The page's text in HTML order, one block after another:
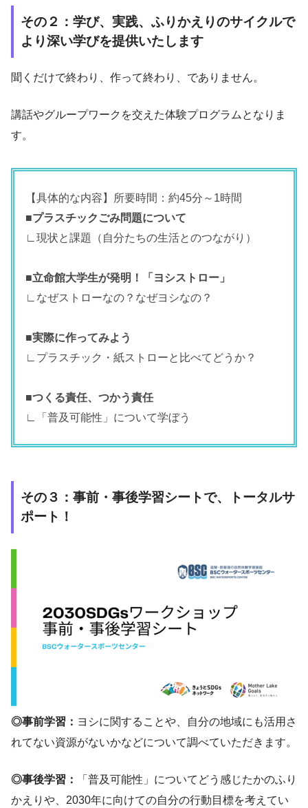
その２：学び、実践、ふりかえりのサイクルで
より深い学びを提供いたします
聞くだけで終わり、作って終わり、でありません。
講話やグループワークを交えた体験プログラムとなりま
す。
【具体的な内容】所要時間：約45分～1時間
■プラスチックごみ問題について
∟現状と課題（自分たちの生活とのつながり）
■立命館大学生が発明！「ヨシストロー」
∟なぜストローなの？なぜヨシなの？
■実際に作ってみよう
∟プラスチック・紙ストローと比べてどうか？
■つくる責任、つかう責任
∟「普及可能性」について学ぼう
その３：事前・事後学習シートで、トータルサ
ポート！
◎事前学習： ヨシに関することや、自分の地域にも活用さ
れてない資源がないかなどについて調べていただきます。
◎事後学習：
「普及可能性」についてどう感じたかのふり
かえりや、2030年に向けての自分の行動目標を考えてい